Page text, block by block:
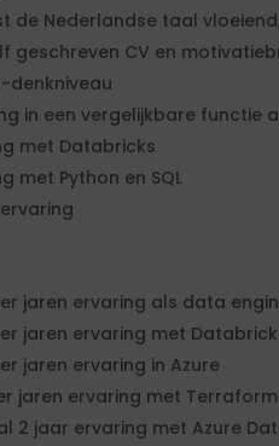
de Nederlandse taal
geschreven CV en
in een vergelijkbare functie
met Databricks
met Python en SQL
jaren ervaring als data
jaren ervaring met
jaren ervaring in Azure
jaren ervaring met Terraform
2 jaar ervaring met Azure